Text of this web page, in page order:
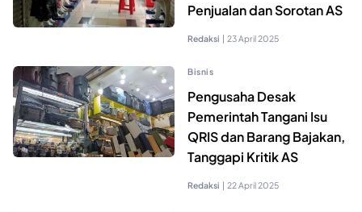
Penjualan dan Sorotan AS
Redaksi | 23 April 2025
Bisnis
Pengusaha Desak
Pemerintah Tangani Isu
QRIS dan Barang Bajakan,
Tanggapi Kritik AS
Redaksi | 22 April 2025